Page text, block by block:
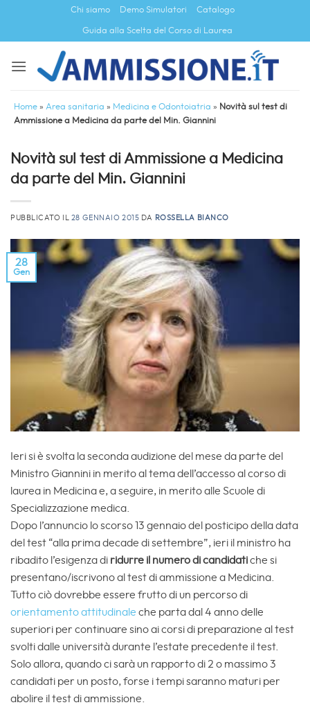
contenuti
Chi siamo Demo Simulatori Catalogo
Guida alla Scelta del Corso di Laurea
Home » Area sanitaria » Medicina e Odontoiatria » Novità sul test di
Ammissione a Medicina da parte del Min. Giannini
Novità sul test di Ammissione a Medicina
da parte del Min. Giannini
PUBBLICATO IL 28 GENNAIO 2015 DA ROSSELLA BIANCO
28
Gen
Ieri si è svolta la seconda audizione del mese da parte del
Ministro Giannini in merito al tema dell’accesso al corso di
laurea in Medicina e, a seguire, in merito alle Scuole di
Specializzazione medica.
Dopo l’annuncio lo scorso 13 gennaio del posticipo della data
del test “alla prima decade di settembre”, ieri il ministro ha
ribadito l’esigenza di ridurre il numero di candidatiche si
presentano/iscrivono al test di ammissione a Medicina.
Tutto ciò dovrebbe essere frutto di un percorso di
orientamento attitudinale che parta dal 4 anno delle
superiori per continuare sino ai corsi di preparazione al test
svolti dalle università durante l’estate precedente il test.
Solo allora, quando ci sarà un rapporto di 2 o massimo 3
candidati per un posto, forse i tempi saranno maturi per
abolire il test di ammissione.